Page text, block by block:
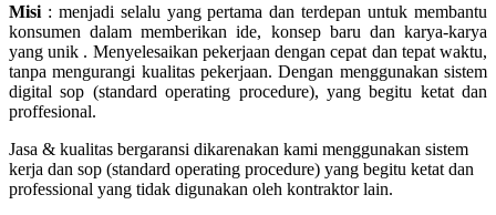
Misi : menjadi selalu yang pertama dan terdepan untuk membantu
konsumen dalam memberikan ide, konsep baru dan karya-karya
yang unik . Menyelesaikan pekerjaan dengan cepat dan tepat waktu,
tanpa mengurangi kualitas pekerjaan. Dengan menggunakan sistem
digital sop (standard operating procedure), yang begitu ketat dan
proffesional.
Jasa & kualitas bergaransi dikarenakan kami menggunakan sistem
kerja dan sop (standard operating procedure) yang begitu ketat dan
professional yang tidak digunakan oleh kontraktor lain.